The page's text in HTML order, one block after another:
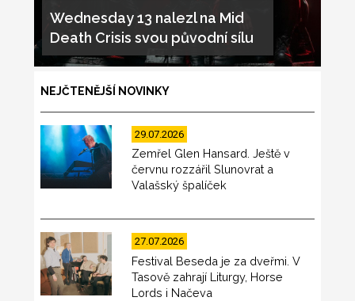
Wednesday 13 nalezl na Mid
Death Crisis svou původní sílu
NEJČTENĚJŠÍ NOVINKY
29.07.2026
Zemřel Glen Hansard. Ještě v
červnu rozzářil Slunovrat a
Valašský špalíček
27.07.2026
Festival Beseda je za dveřmi. V
Tasově zahrají Liturgy, Horse
Lords i Načeva